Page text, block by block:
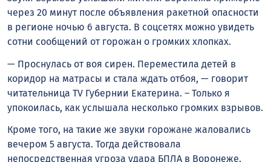
через 20 минут после объявления ракетной опасности
в регионе ночью 6 августа. В соцсетях можно увидеть
сотни сообщений от горожан о громких хлопках.
— Проснулась от воя сирен. Переместила детей в
коридор на матрасы и стала ждать отбоя, — говорит
читательница TV Губернии Екатерина. – Только я
упокоилась, как услышала несколько громких взрывов.
Кроме того, на такие же звуки горожане жаловались
вечером 5 августа. Тогда действовала
непосредственная угроза удара БПЛА в Воронеже.